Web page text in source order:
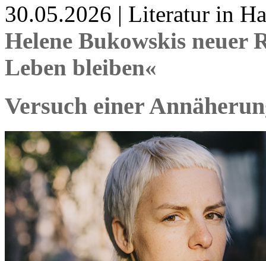
30.05.2026 | Literatur in
Helene Bukowskis neuer
Leben bleiben«
Versuch einer